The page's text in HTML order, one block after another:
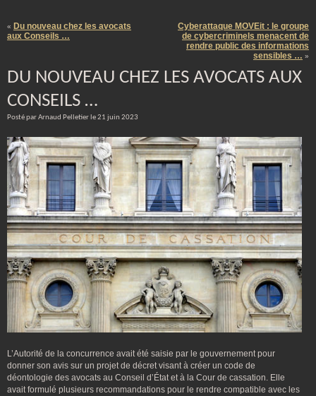
« Du nouveau chez les avocats
aux Conseils …
Cyberattaque MOVEit : le groupe
de cybercriminels menacent de
rendre public des informations
sensibles … »
DU NOUVEAU CHEZ LES AVOCATS AUX
CONSEILS …
Posté par Arnaud Pelletier le 21 juin 2023
L’Autorité de la concurrence avait été saisie par le gouvernement pour
donner son avis sur un projet de décret visant à créer un code de
déontologie des avocats au Conseil d’État et à la Cour de cassation. Elle
avait formulé plusieurs recommandations pour le rendre compatible avec les